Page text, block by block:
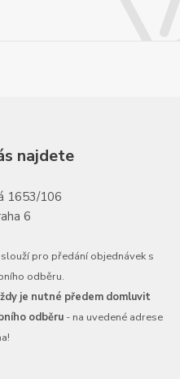
najdete
1653/106
6
pro předání objednávek s
odběru.
je nutné předem domluvit
odběru - na uvedené adrese